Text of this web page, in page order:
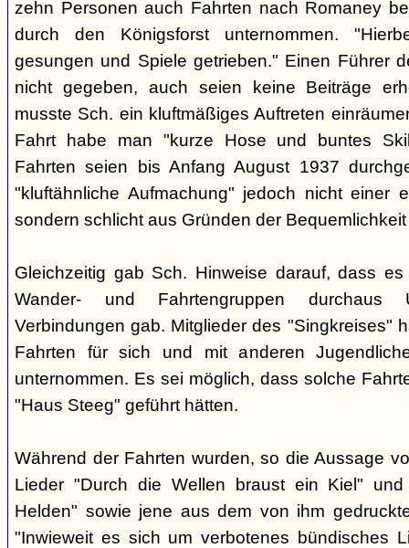
zehn Personen auch Fahrten nach Romaney
durch den Königsforst unternommen.
gesungen und Spiele getrieben." Einen Führer
nicht gegeben, auch seien keine Beiträge
musste Sch. ein kluftmäßiges Auftreten
Fahrt habe man "kurze Hose und buntes
Fahrten seien bis Anfang August 1937
"kluftähnliche Aufmachung" jedoch nicht einer
sondern schlicht aus Gründen der
Gleichzeitig gab Sch. Hinweise darauf, dass
Wander- und Fahrtengruppen durchaus
Verbindungen gab. Mitglieder des "Singkreises"
Fahrten für sich und mit anderen
unternommen. Es sei möglich, dass solche
"Haus Steeg" geführt hätten.
Während der Fahrten wurden, so die Aussage
Lieder "Durch die Wellen braust ein Kiel"
Helden" sowie jene aus dem von ihm
"Inwieweit es sich um verbotenes bündisches